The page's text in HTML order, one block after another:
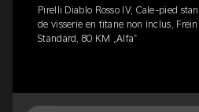
Pirelli Diablo Rosso IV, Cale-pied
de visserie en titane non inclus,
Standard, 80 KM „Alfa”